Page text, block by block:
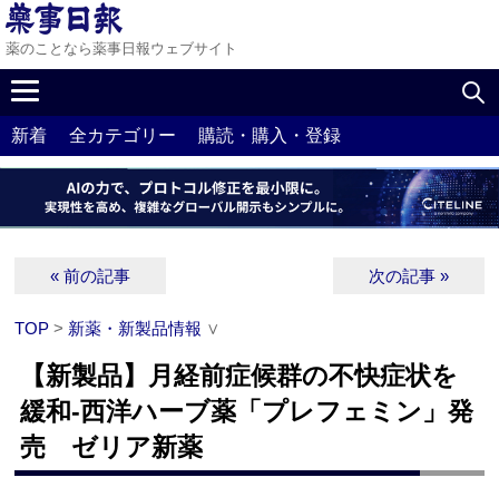
薬のことなら薬事日報ウェブサイト
新着 全カテゴリー 購読・購入・登録
« 前の記事 次の記事 »
TOP > 新薬・新製品情報 ∨
【新製品】月経前症候群の不快症状を
緩和‐西洋ハーブ薬「プレフェミン」発
売 ゼリア新薬